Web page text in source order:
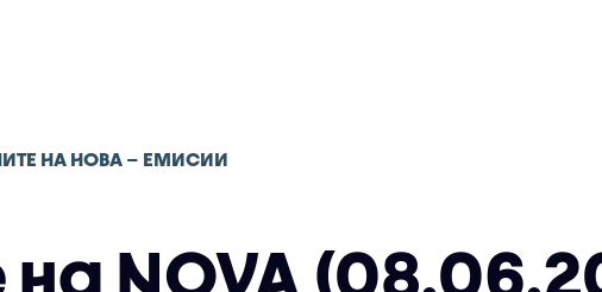
НА НОВА – ЕМИСИИ
NOVA